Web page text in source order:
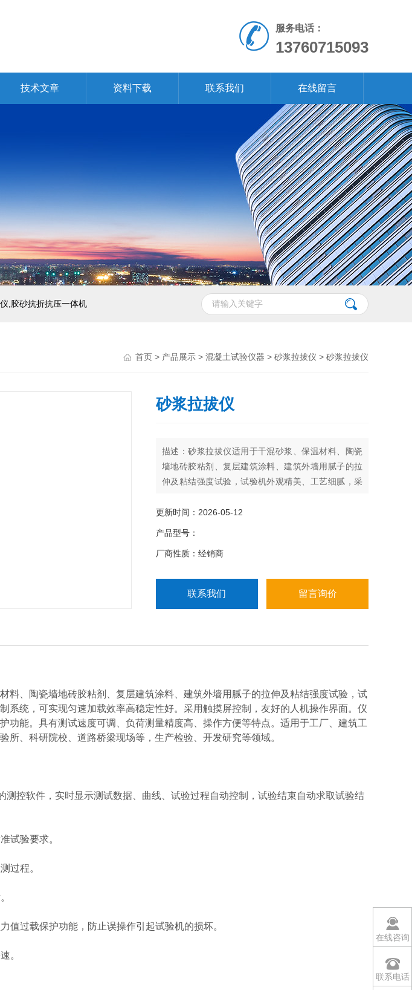
服务电话：
13760715093
技术文章 资料下载 联系我们 在线留言
,胶砂抗折抗压一体机
首页 > 产品展示 > 混凝土试验仪器 > 砂浆拉拔仪 > 砂浆拉拔仪
砂浆拉拔仪
描述：砂浆拉拔仪适用于干混砂浆、保温材料、陶瓷
墙地砖胶粘剂、复层建筑涂料、建筑外墙用腻子的拉
伸及粘结强度试验，试验机外观精美、工艺细腻，采
更新时间：2026-05-12
产品型号：
厂商性质：经销商
联系我们 留言询价
、陶瓷墙地砖胶粘剂、复层建筑涂料、建筑外墙用腻子的拉伸及粘结强度试验，试
系统，可实现匀速加载效率高稳定性好。采用触摸屏控制，友好的人机操作界面。仪
功能。具有测试速度可调、负荷测量精度高、操作方便等特点。适用于工厂、建筑工
所、科研院校、道路桥梁现场等，生产检验、开发研究等领域。
控软件，实时显示测试数据、曲线、试验过程自动控制，试验结束自动求取试验结
试验要求。
过程。
过载保护功能，防止误操作引起试验机的损坏。
。
在线咨询
联系电话